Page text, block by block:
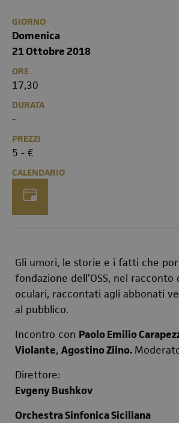
GIORNO
Domenica
21 Ottobre 2018
ORE
17,30
DURATA
-
PREZZI
5 - €
CALENDARIO
Gli umori, le storie e i fatti che
fondazione dell’OSS, nel
oculari, raccontati agli abbonati
al pubblico.
Incontro con Paolo Emilio
Violante, Agostino Ziino.
Direttore:
Evgeny Bushkov
Orchestra Sinfonica Siciliana